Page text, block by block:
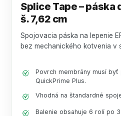
Splice Tape – páska
š. 7,62 cm
Spojovacia páska na lepenie
bez mechanického kotvenia v
Povrch membrány musí
QuickPrime Plus.
Vhodná na štandardné
Balenie obsahuje 6 rolí po